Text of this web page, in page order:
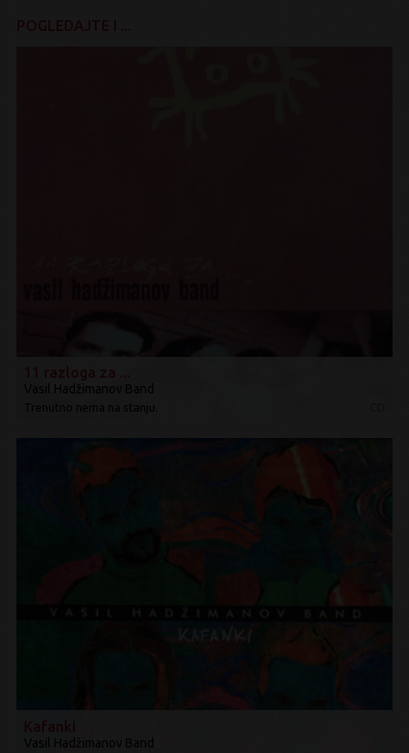
Vasil Hadžimanov Band
Trenutno nema na stanju.
Vasil Hadžimanov Band